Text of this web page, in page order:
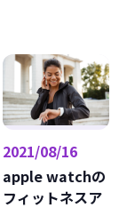
2021/08/16
apple watchの
フィットネスア